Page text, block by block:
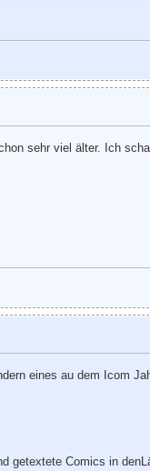
sehr viel älter. Ich
eines au dem Icom
getextete Comics in